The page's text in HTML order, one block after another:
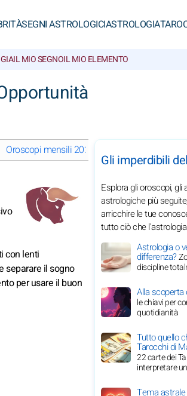
SEGNI ASTROLOGICIASTROLOGIA
IL MIO SEGNOIL MIO ELEMENTO
Oroscopi mensili 2029 del Toro: scegli un mese
con lenti
separare il sogno
per usare il buon
Gli imperdibili
Esplora gli oroscopi, gli
astrologiche più
arricchire le tue
tutto ciò che
Astrologia o
differenza?
discipline
Alla scoperta
le chiavi per
quotidianità
Tutto quello
Tarocchi di
22 carte dei
interpretare
Tema